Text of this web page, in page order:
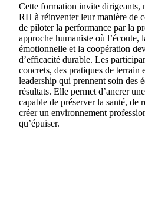
Cette formation invite dirigeants,
RH à réinventer leur manière de
de piloter la performance par la
approche humaniste où l’écoute,
émotionnelle et la coopération
d’efficacité durable. Les
concrets, des pratiques de terrain
leadership qui prennent soin des
résultats. Elle permet d’ancrer
capable de préserver la santé, de
créer un environnement
qu’épuiser.